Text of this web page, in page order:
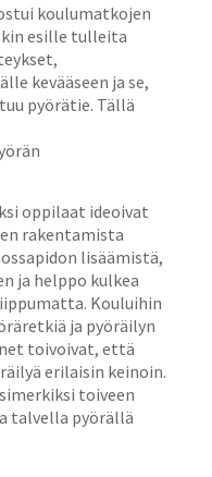
koulumatkojen
esille tulleita
kevääseen ja se,
pyörätie. Tällä
oppilaat ideoivat
rakentamista
lisäämistä,
ja helppo kulkea
Kouluihin
ja pyöräilyn
toivoivat, että
erilaisin keinoin.
toiveen
talvella pyörällä